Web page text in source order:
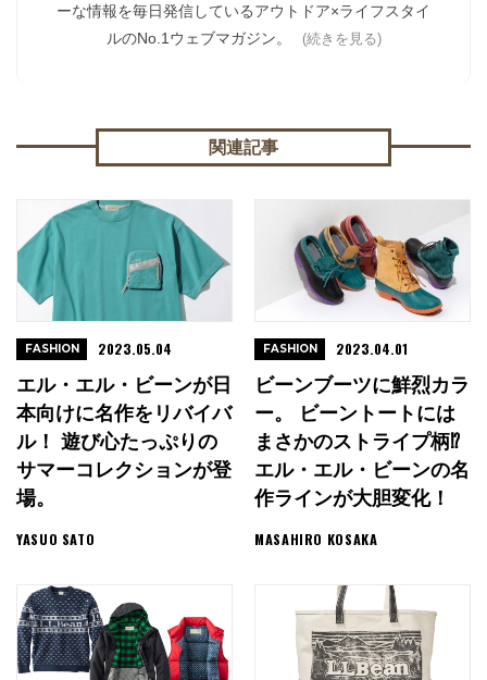
ーな情報を毎日発信しているアウトドア×ライフスタイ
ルのNo.1ウェブマガジン。
(続きを見る)
関連記事
エル・エル・ビーンが日
本向けに名作をリバイバ
ル！ 遊び心たっぷりの
サマーコレクションが登
場。
YASUO SATO
FASHION 2023.05.04
ビーンブーツに鮮烈カラ
ー。 ビーントートには
まさかのストライプ柄⁉︎
エル・エル・ビーンの名
作ラインが大胆変化！
MASAHIRO KOSAKA
FASHION 2023.04.01